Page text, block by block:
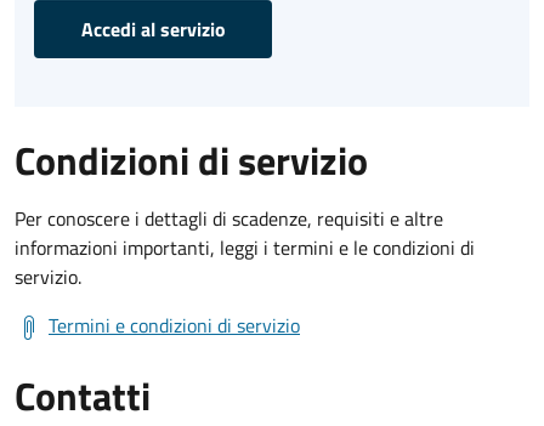
Accedi al servizio
Condizioni di servizio
Per conoscere i dettagli di scadenze, requisiti e altre
informazioni importanti, leggi i termini e le condizioni di
servizio.
Termini e condizioni di servizio
Contatti